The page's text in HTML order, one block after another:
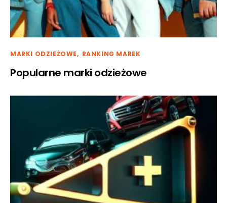
MARKI ODZIEŻOWE RANKING MAREK
Popularne marki odzieżowe